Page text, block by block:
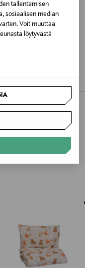
tallentamisen
sosiaalisen median
Voit muuttaa
löytyvästä
GmbH